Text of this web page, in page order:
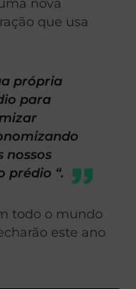
nova
que usa
própria
para
nossos
prédio “.
todo o mundo
este ano